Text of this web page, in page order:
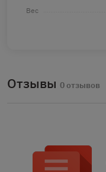
Вес
Отзывы 0 отзывов